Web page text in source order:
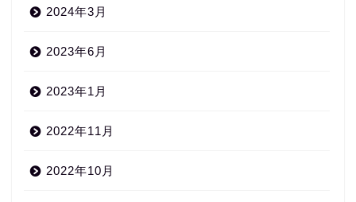
2024年3月
2023年6月
2023年1月
2022年11月
2022年10月